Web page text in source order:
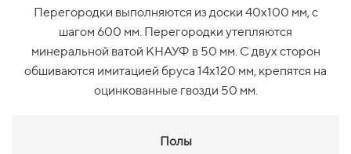
Перегородки выполняются из доски 40х100 мм, с
шагом 600 мм. Перегородки утепляются
минеральной ватой КНАУФ в 50 мм. С двух сторон
обшиваются имитацией бруса 14х120 мм, крепятся на
оцинкованные гвозди 50 мм.
Полы